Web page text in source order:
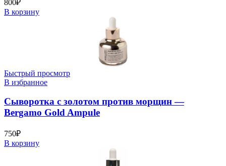
800₽
В корзину
Быстрый просмотр
В избранное
Сыворотка с золотом против морщин —
Bergamo Gold Ampule
750₽
В корзину